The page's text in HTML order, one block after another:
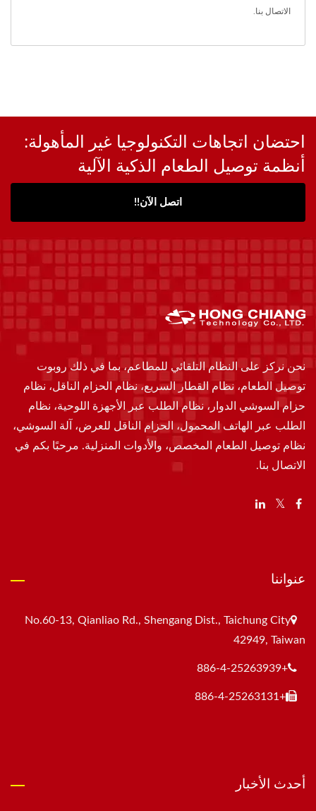
الاتصال بنا
احتضان اتجاهات التكنولوجيا غير المأهولة:
أنظمة توصيل الطعام الذكية الآلية
اتصل الآن!!
نحن نركز على النظام التلقائي للمطاعم، بما في ذلك روبوت
توصيل الطعام، نظام القطار السريع، نظام الحزام الناقل، نظام
حزام السوشي الدوار، نظام الطلب عبر الأجهزة اللوحية، نظام
الطلب عبر الهاتف المحمول، الحزام الناقل للعرض، آلة السوشي،
نظام توصيل الطعام المخصص، والأدوات المنزلية. مرحبًا بكم في
الاتصال بنا.
عنواننا
No.60-13, Qianliao Rd., Shengang Dist., Taichung City
42949, Taiwan
+886-4-25263939
+886-4-25263131
أحدث الأخبار